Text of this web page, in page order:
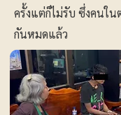
ครั้งแต่ก็ไม่รับ ซึ่งคนใน
กันหมดแล้ว